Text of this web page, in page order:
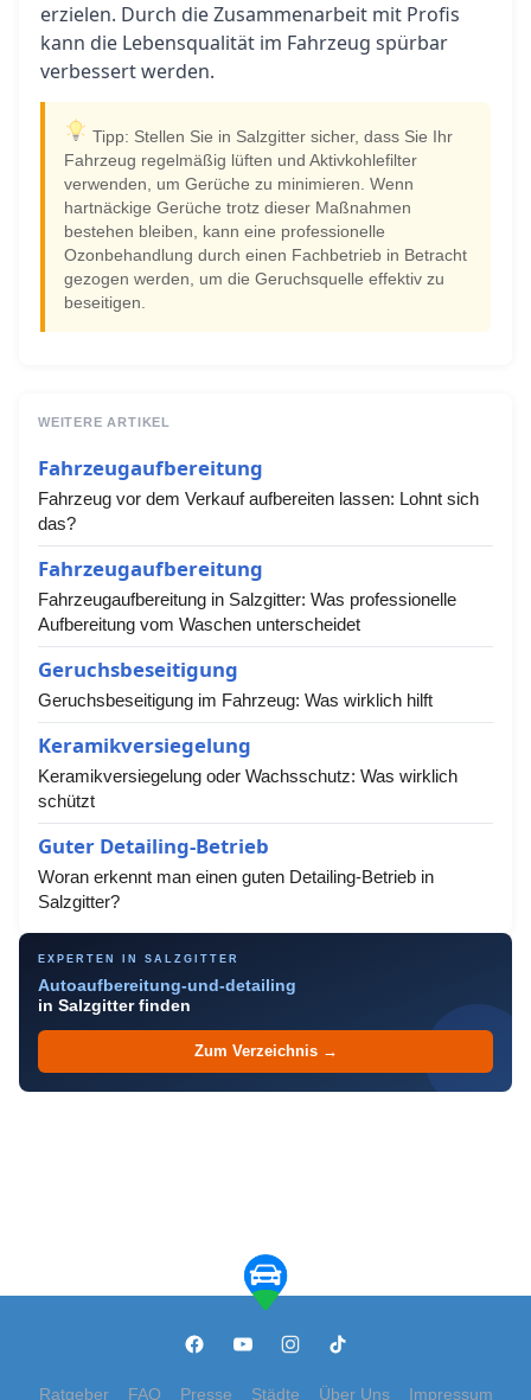
erzielen. Durch die Zusammenarbeit mit Profis
kann die Lebensqualität im Fahrzeug spürbar
verbessert werden.
Tipp: Stellen Sie in Salzgitter sicher, dass Sie Ihr
Fahrzeug regelmäßig lüften und Aktivkohlefilter
verwenden, um Gerüche zu minimieren. Wenn
hartnäckige Gerüche trotz dieser Maßnahmen
bestehen bleiben, kann eine professionelle
Ozonbehandlung durch einen Fachbetrieb in Betracht
gezogen werden, um die Geruchsquelle effektiv zu
beseitigen.
WEITERE ARTIKEL
Fahrzeugaufbereitung
Fahrzeug vor dem Verkauf aufbereiten lassen: Lohnt sich
das?
Fahrzeugaufbereitung
Fahrzeugaufbereitung in Salzgitter: Was professionelle
Aufbereitung vom Waschen unterscheidet
Geruchsbeseitigung
Geruchsbeseitigung im Fahrzeug: Was wirklich hilft
Keramikversiegelung
Keramikversiegelung oder Wachsschutz: Was wirklich
schützt
Guter Detailing-Betrieb
Woran erkennt man einen guten Detailing-Betrieb in
Salzgitter?
EXPERTEN IN SALZGITTER
Autoaufbereitung-und-detailing
in Salzgitter finden
Zum Verzeichnis →
Ratgeber FAQ Presse Städte Über Uns Impressum